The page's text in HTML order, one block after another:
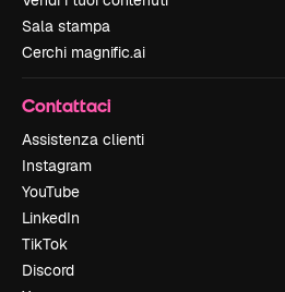
Sala stampa
Cerchi magnific.ai
Contattaci
Assistenza clienti
Instagram
YouTube
LinkedIn
TikTok
Discord